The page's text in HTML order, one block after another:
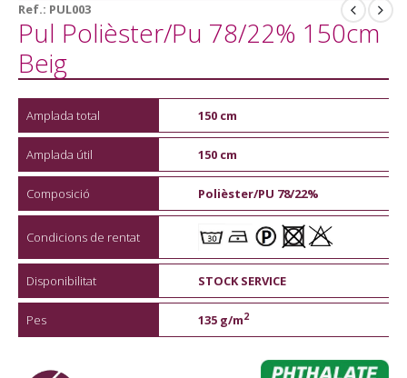
Ref.: PUL003
Pul Polièster/Pu 78/22% 150cm
Beig
Amplada total 150 cm
Amplada útil 150 cm
Composició Polièster/PU 78/22%
Condicions de rentat
Disponibilitat STOCK SERVICE
Pes 135 g/m2